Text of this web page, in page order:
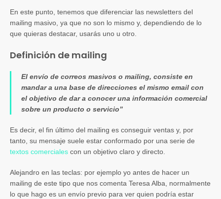
En este punto, tenemos que diferenciar las newsletters del
mailing masivo, ya que no son lo mismo y, dependiendo de lo
que quieras destacar, usarás uno u otro.
Definición de mailing
El envío de correos masivos o mailing, consiste en
mandar a una base de direcciones el mismo email con
el objetivo de dar a conocer una información comercial
sobre un producto o servicio”
Es decir, el fin último del mailing es conseguir ventas y, por
tanto, su mensaje suele estar conformado por una serie de
textos comerciales con un objetivo claro y directo.
Alejandro en las teclas: por ejemplo yo antes de hacer un
mailing de este tipo que nos comenta Teresa Alba, normalmente
lo que hago es un envío previo para ver quien podría estar